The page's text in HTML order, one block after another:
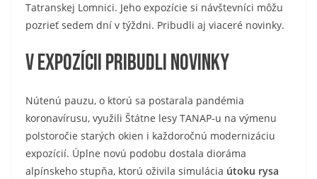
Tatranskej Lomnici. Jeho expozície si návštevníci môžu
pozrieť sedem dní v týždni. Pribudli aj viaceré novinky.
V expozícii pribudli novinky
Nútenú pauzu, o ktorú sa postarala pandémia
koronavírusu, využili Štátne lesy TANAP-u na výmenu
polstoročie starých okien i každoročnú modernizáciu
expozícií. Úplne novú podobu dostala dioráma
alpínskeho stupňa, ktorú oživila simulácia útoku rysa